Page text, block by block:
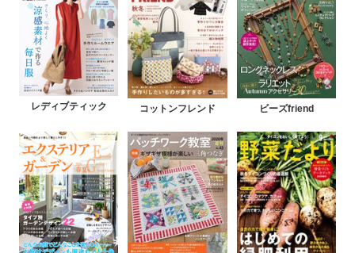
レディブティック コットンフレンド ビーズfriend